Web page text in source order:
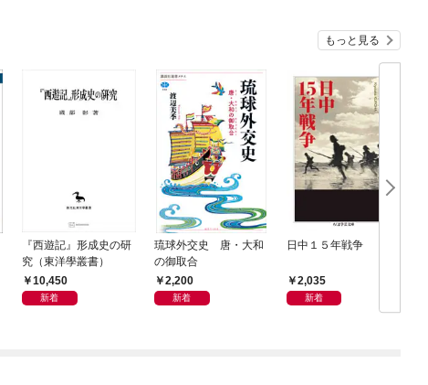
もっと見る
『西遊記』形成史の研
究（東洋學叢書）
10,450
新着
琉球外交史 唐・大和
の御取合
2,200
新着
日中１５年戦争
2,035
新着